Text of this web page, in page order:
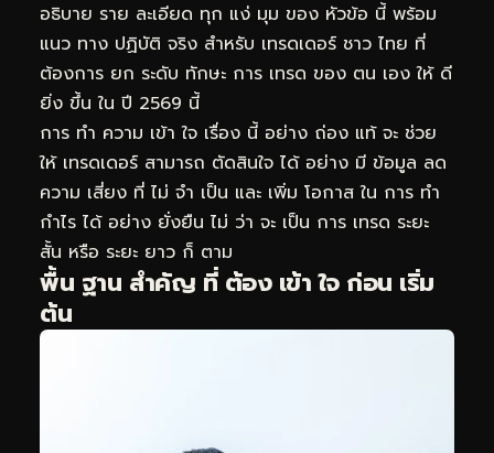
อธิบาย ราย ละเอียด ทุก แง่ มุม ของ หัวข้อ นี้ พร้อม
แนว ทาง ปฏิบัติ จริง สำหรับ เทรดเดอร์ ชาว ไทย ที่
ต้องการ ยก ระดับ ทักษะ การ เทรด ของ ตน เอง ให้ ดี
ยิ่ง ขึ้น ใน ปี 2569 นี้
การ ทำ ความ เข้า ใจ เรื่อง นี้ อย่าง ถ่อง แท้ จะ ช่วย
ให้ เทรดเดอร์ สามารถ ตัดสินใจ ได้ อย่าง มี ข้อมูล ลด
ความ เสี่ยง ที่ ไม่ จำ เป็น และ เพิ่ม โอกาส ใน การ ทำ
กำไร ได้ อย่าง ยั่งยืน ไม่ ว่า จะ เป็น การ เทรด ระยะ
สั้น หรือ ระยะ ยาว ก็ ตาม
พื้น ฐาน สำคัญ ที่ ต้อง เข้า ใจ ก่อน เริ่ม
ต้น